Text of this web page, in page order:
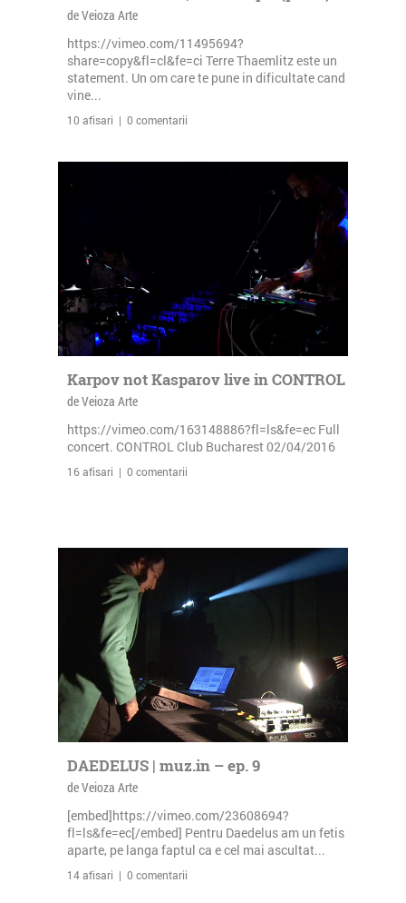
de Veioza Arte
https://vimeo.com/11495694?
share=copy&fl=cl&fe=ci Terre Thaemlitz este un
statement. Un om care te pune in dificultate cand
vine...
10 afisari | 0 comentarii
Karpov not Kasparov live in CONTROL
de Veioza Arte
https://vimeo.com/163148886?fl=ls&fe=ec Full
concert. CONTROL Club Bucharest 02/04/2016
16 afisari | 0 comentarii
DAEDELUS | muz.in – ep. 9
de Veioza Arte
[embed]https://vimeo.com/23608694?
fl=ls&fe=ec[/embed] Pentru Daedelus am un fetis
aparte, pe langa faptul ca e cel mai ascultat...
14 afisari | 0 comentarii